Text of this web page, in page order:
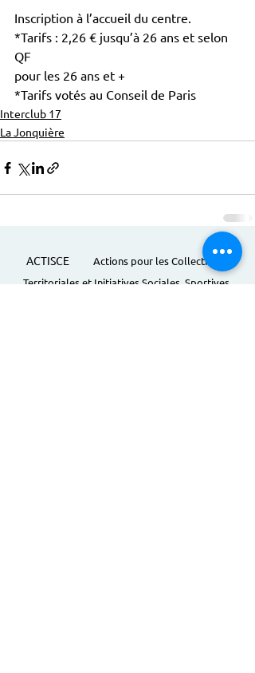
Inscription à l’accueil du centre.
*Tarifs : 2,26 € jusqu’à 26 ans et selon
QF
pour les 26 ans et +
*Tarifs votés au Conseil de Paris
Interclub 17
La Jonquière
ACTISCE
Actions pour les Collectivités
Territoriales et Initiatives Sociales, Sportives,